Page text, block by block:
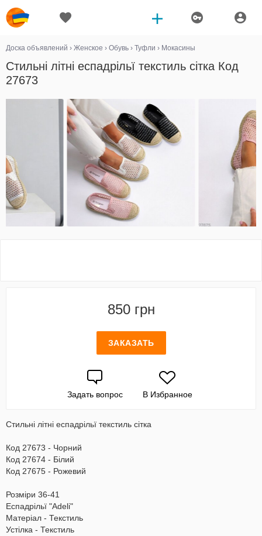
Доска объявлений › Женское › Обувь › Туфли › Мокасины
Стильні літні еспадрільї текстиль сітка Код
27673
850 грн
ЗАКАЗАТЬ
Задать вопрос В Избранное
Стильні літні еспадрільї текстиль сітка
Код 27673 - Чорний
Код 27674 - Білий
Код 27675 - Рожевий
Розміри 36-41
Еспадрільї "Adeli"
Матеріал - Текстиль
Устілка - Текстиль